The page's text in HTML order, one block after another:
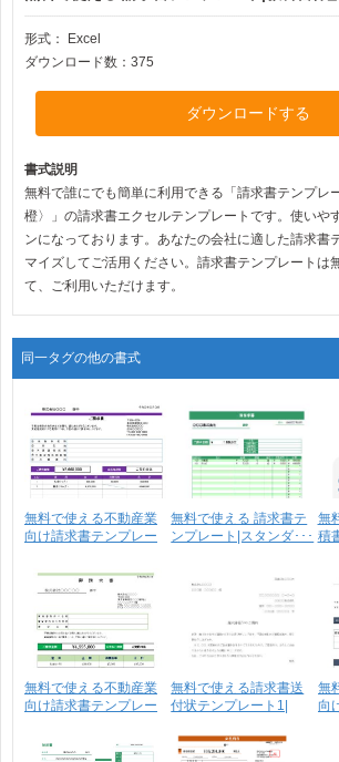
形式：
Excel
ダウンロード数：375
ダウンロードする
書式説明
無料で誰にでも簡単に利用できる「請求書テンプレ
橙〉」の請求書エクセルテンプレートです。使いや
ンになっております。あなたの会社に適した請求書
マイズしてご活用ください。請求書テンプレートは
て、ご利用いただけます。
同一タグの他の書式
無料で使える不動産業
向け請求書テンプレー
無料で使える 請求書テ
ンプレート|スタンダ･･･
無
積
無料で使える不動産業
向け請求書テンプレー
無料で使える請求書送
付状テンプレート1|
無
向